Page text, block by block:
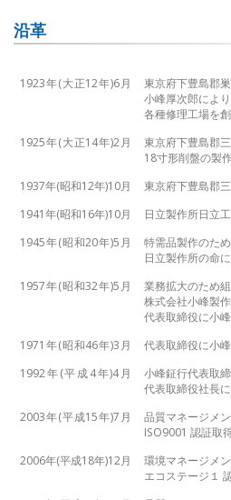
沿革
1923年(大正12年)6月
東京府下豊島郡
小峰厚次郎によ
各種修理工場を
1925年(大正14年)2月
東京府下豊島郡
18寸形削盤の製
1937年(昭和12年)10月
東京府下豊島郡
1941年(昭和16年)10月
日立製作所日立
1945年(昭和20年)5月
特需品製作のた
日立製作所の命
1957年(昭和32年)5月
業務拡大のため
株式会社小峰製
代表取締役に小
1971年(昭和46年)3月
代表取締役に小
1992年(平成4年)4月
小峰鉦行代表取締
代表取締役社長
2003年(平成15年)7月
品質マネージメ
ISO9001 認証取
2006年(平成18年)12月
環境マネージメ
エコステージ１